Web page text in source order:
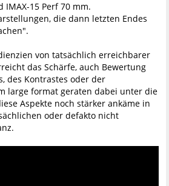
IMAX-15 Perf 70 mm.
die dann letzten Endes
von tatsächlich erreichbarer
das Schärfe, auch Bewertung
des Kontrastes oder der
large format geraten dabei unter die
Aspekte noch stärker ankäme in
oder defakto nicht